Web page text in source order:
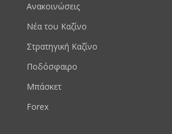
Ανακοινώσεις
Νέα του Καζίνο
Στρατηγική Καζίνο
Ποδόσφαιρο
Μπάσκετ
Forex